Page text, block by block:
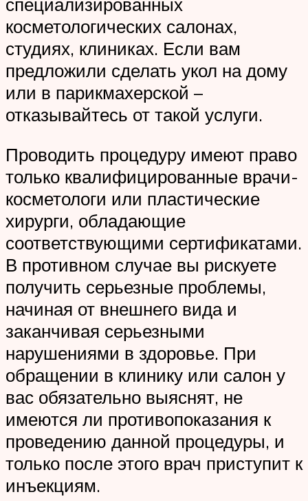
косметологических салонах,
студиях, клиниках. Если вам
предложили сделать укол на дому
или в парикмахерской –
отказывайтесь от такой услуги.
Проводить процедуру имеют право
только квалифицированные врачи-
косметологи или пластические
хирурги, обладающие
соответствующими сертификатами.
В противном случае вы рискуете
получить серьезные проблемы,
начиная от внешнего вида и
заканчивая серьезными
нарушениями в здоровье. При
обращении в клинику или салон у
вас обязательно выяснят, не
имеются ли противопоказания к
проведению данной процедуры, и
только после этого врач приступит к
инъекциям.